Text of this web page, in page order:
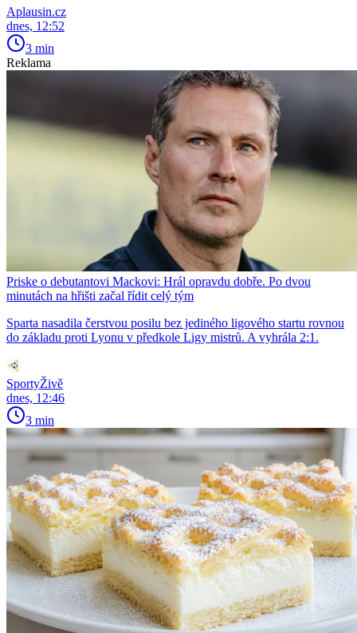
Aplausin.cz
dnes, 12:52
3 min
Reklama
Priske o debutantovi Mackovi: Hrál opravdu dobře. Po dvou
minutách na hřišti začal řídit celý tým
Sparta nasadila čerstvou posilu bez jediného ligového startu rovnou
do základu proti Lyonu v předkole Ligy mistrů. A vyhrála 2:1.
SportyŽivě
dnes, 12:46
3 min